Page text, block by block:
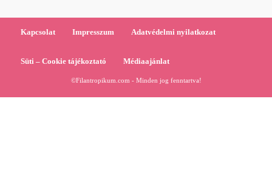
Kapcsolat Impresszum Adatvédelmi nyilatkozat
Süti – Cookie tájékoztató Médiaajánlat
©Filantropikum.com - Minden jog fenntartva!